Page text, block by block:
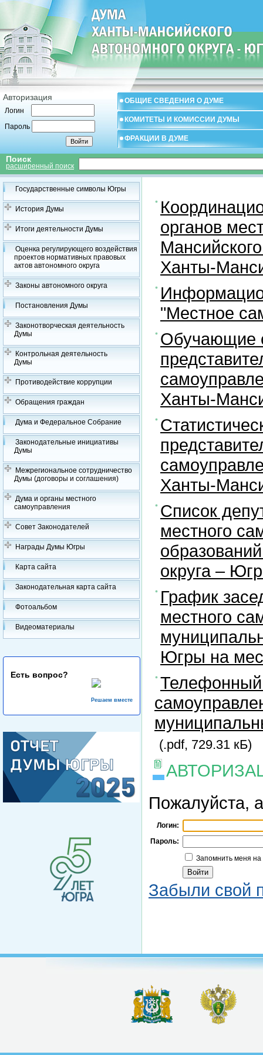
Авторизация
Логин
Пароль
ОБЩИЕ СВЕДЕНИЯ О ДУМЕ
КОМИТЕТЫ И КОМИССИИ ДУМЫ
ФРАКЦИИ В ДУМЕ
Поиск
расширенный поиск
Государственные символы Югры
История Думы
Итоги деятельности Думы
Оценка регулирующего воздействия
проектов нормативных правовых
актов автономного округа
Законы автономного округа
Постановления Думы
Законотворческая деятельность
Думы
Контрольная деятельность
Думы
Противодействие коррупции
Обращения граждан
Дума и Федеральное Собрание
Законодательные инициативы
Думы
Межрегиональное сотрудничество
Думы (договоры и соглашения)
Дума и органы местного
самоуправления
Совет Законодателей
Награды Думы Югры
Карта сайта
Законодательная карта сайта
Фотоальбом
Видеоматериалы
Есть вопрос?
Решаем вместе
органов
Ханты-
"Местное
Обучающие
Ханты-
Ханты-
Список
местного
округа –
График
местного
Югры на
Телефонный
(.pdf, 729.31 кБ)
Пожалуйста,
Логин:
Пароль:
Запомнить меня
Забыли свой